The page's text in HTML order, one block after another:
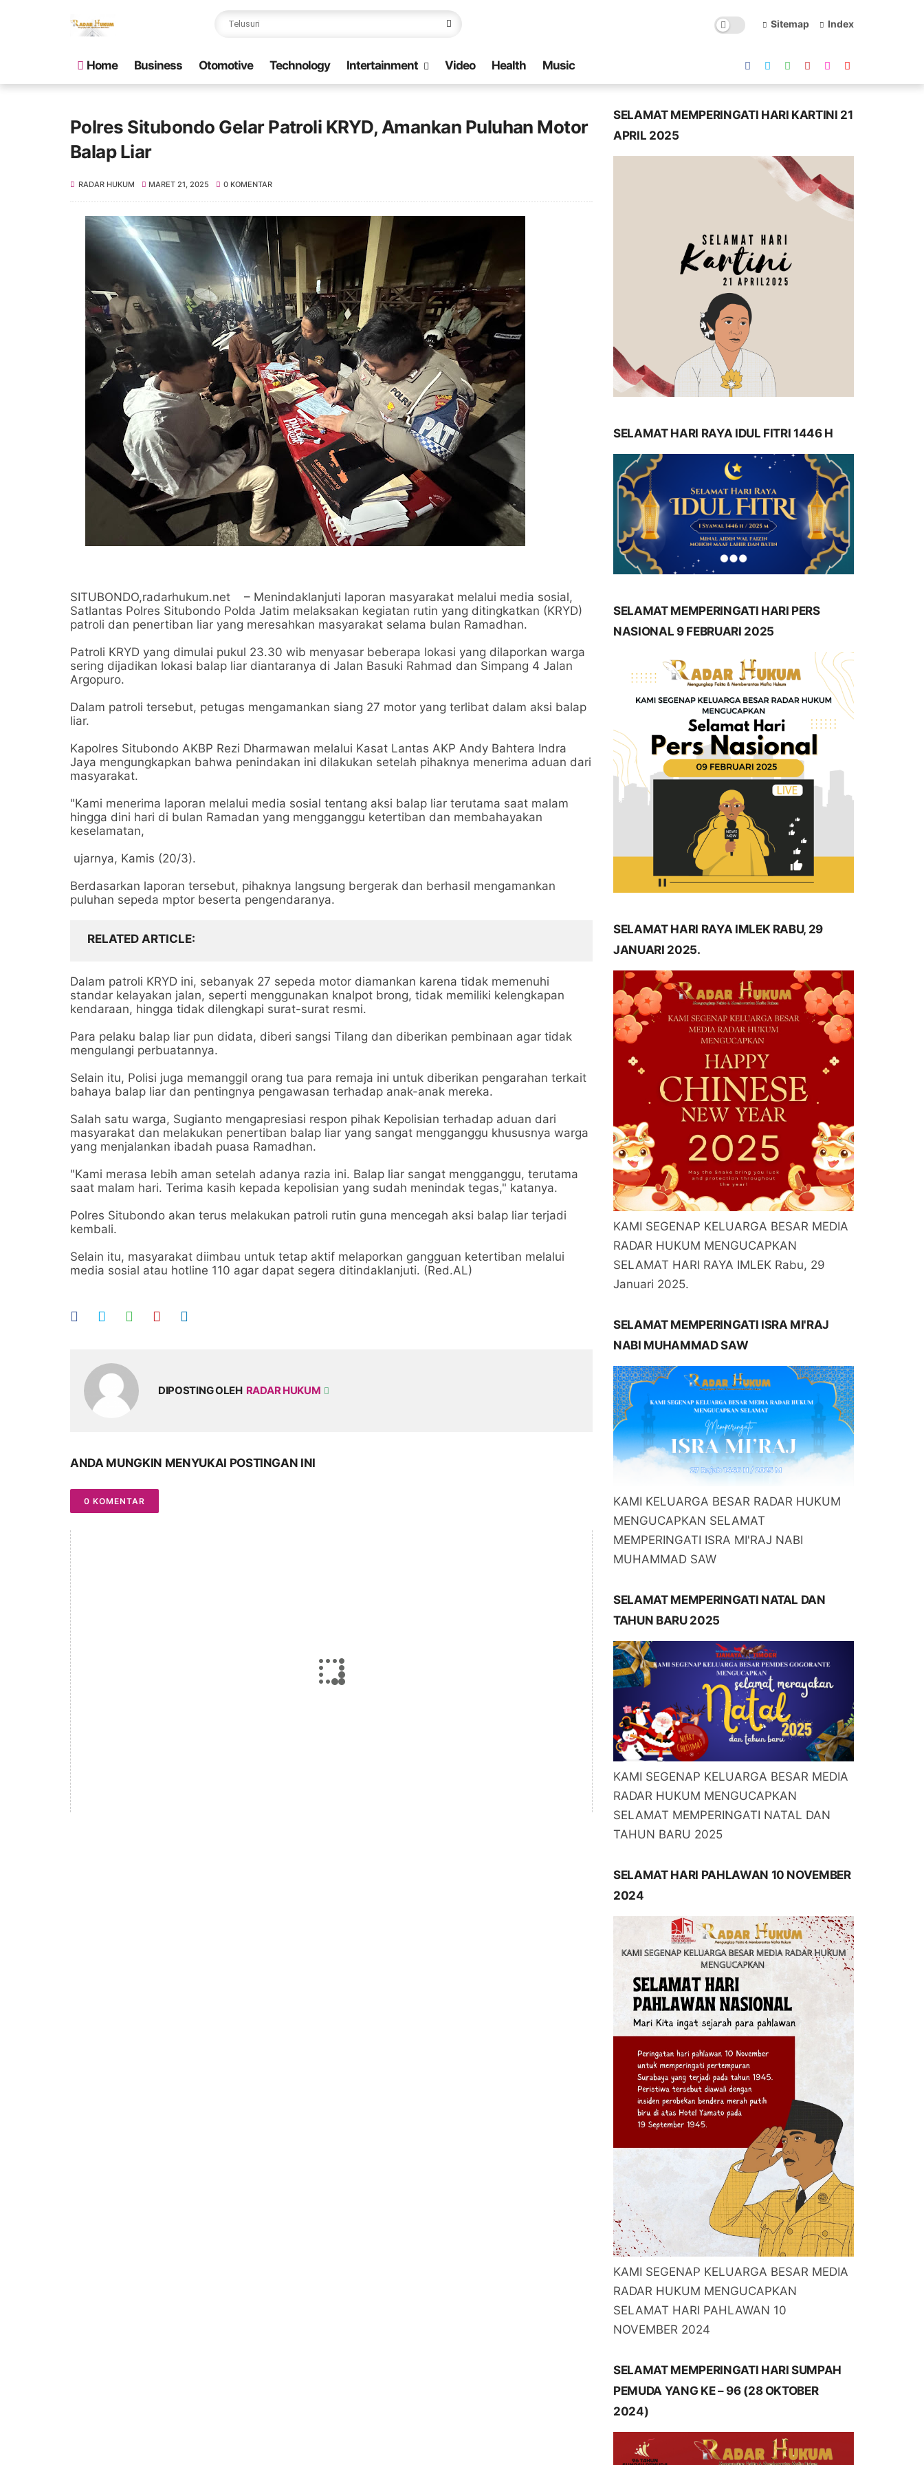
Sitemap Index
Home Business Otomotive Technology Intertainment Video Health Music
Polres Situbondo Gelar Patroli KRYD, Amankan Puluhan Motor
Balap Liar
RADAR HUKUM MARET 21, 2025 0 KOMENTAR
SITUBONDO,radarhukum.net – Menindaklanjuti laporan masyarakat melalui media sosial,
Satlantas Polres Situbondo Polda Jatim melaksakan kegiatan rutin yang ditingkatkan (KRYD)
patroli dan penertiban liar yang meresahkan masyarakat selama bulan Ramadhan.
Patroli KRYD yang dimulai pukul 23.30 wib menyasar beberapa lokasi yang dilaporkan warga
sering dijadikan lokasi balap liar diantaranya di Jalan Basuki Rahmad dan Simpang 4 Jalan
Argopuro.
Dalam patroli tersebut, petugas mengamankan siang 27 motor yang terlibat dalam aksi balap
liar.
Kapolres Situbondo AKBP Rezi Dharmawan melalui Kasat Lantas AKP Andy Bahtera Indra
Jaya mengungkapkan bahwa penindakan ini dilakukan setelah pihaknya menerima aduan dari
masyarakat.
"Kami menerima laporan melalui media sosial tentang aksi balap liar terutama saat malam
hingga dini hari di bulan Ramadan yang mengganggu ketertiban dan membahayakan
keselamatan,
ujarnya, Kamis (20/3).
Berdasarkan laporan tersebut, pihaknya langsung bergerak dan berhasil mengamankan
puluhan sepeda mptor beserta pengendaranya.
RELATED ARTICLE
Dalam patroli KRYD ini, sebanyak 27 sepeda motor diamankan karena tidak memenuhi
standar kelayakan jalan, seperti menggunakan knalpot brong, tidak memiliki kelengkapan
kendaraan, hingga tidak dilengkapi surat-surat resmi.
Para pelaku balap liar pun didata, diberi sangsi Tilang dan diberikan pembinaan agar tidak
mengulangi perbuatannya.
Selain itu, Polisi juga memanggil orang tua para remaja ini untuk diberikan pengarahan terkait
bahaya balap liar dan pentingnya pengawasan terhadap anak-anak mereka.
Salah satu warga, Sugianto mengapresiasi respon pihak Kepolisian terhadap aduan dari
masyarakat dan melakukan penertiban balap liar yang sangat mengganggu khususnya warga
yang menjalankan ibadah puasa Ramadhan.
"Kami merasa lebih aman setelah adanya razia ini. Balap liar sangat mengganggu, terutama
saat malam hari. Terima kasih kepada kepolisian yang sudah menindak tegas," katanya.
Polres Situbondo akan terus melakukan patroli rutin guna mencegah aksi balap liar terjadi
kembali.
Selain itu, masyarakat diimbau untuk tetap aktif melaporkan gangguan ketertiban melalui
media sosial atau hotline 110 agar dapat segera ditindaklanjuti. (Red.AL)
DIPOSTING OLEH RADAR HUKUM
ANDA MUNGKIN MENYUKAI POSTINGAN INI
0 KOMENTAR
SELAMAT MEMPERINGATI HARI KARTINI 21
APRIL 2025
SELAMAT HARI RAYA IDUL FITRI 1446 H
SELAMAT MEMPERINGATI HARI PERS
NASIONAL 9 FEBRUARI 2025
SELAMAT HARI RAYA IMLEK RABU, 29
JANUARI 2025.
KAMI SEGENAP KELUARGA BESAR MEDIA
RADAR HUKUM MENGUCAPKAN
SELAMAT HARI RAYA IMLEK Rabu, 29
Januari 2025.
SELAMAT MEMPERINGATI ISRA MI'RAJ
NABI MUHAMMAD SAW
KAMI KELUARGA BESAR RADAR HUKUM
MENGUCAPKAN SELAMAT
MEMPERINGATI ISRA MI'RAJ NABI
MUHAMMAD SAW
SELAMAT MEMPERINGATI NATAL DAN
TAHUN BARU 2025
KAMI SEGENAP KELUARGA BESAR MEDIA
RADAR HUKUM MENGUCAPKAN
SELAMAT MEMPERINGATI NATAL DAN
TAHUN BARU 2025
SELAMAT HARI PAHLAWAN 10 NOVEMBER
2024
KAMI SEGENAP KELUARGA BESAR MEDIA
RADAR HUKUM MENGUCAPKAN
SELAMAT HARI PAHLAWAN 10
NOVEMBER 2024
SELAMAT MEMPERINGATI HARI SUMPAH
PEMUDA YANG KE – 96 (28 OKTOBER
2024)